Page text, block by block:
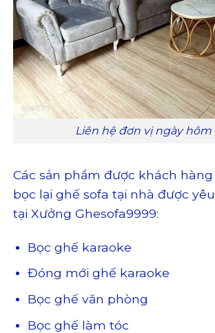
Liên hệ đơn vị ngày hôm
Các sản phẩm được khách
bọc lại ghế sofa tại nhà được
tại Xưởng Ghesofa9999:
Bọc ghế karaoke
Đóng mới ghế karaoke
Bọc ghế văn phòng
Bọc ghế làm tóc